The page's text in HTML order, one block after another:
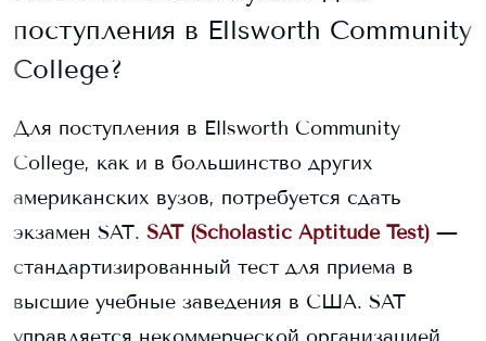
поступления в Ellsworth Community
College?
Для поступления в Ellsworth Community
College, как и в большинство других
американских вузов, потребуется сдать
экзамен SAT. SAT (Scholastic Aptitude Test) —
стандартизированный тест для приема в
высшие учебные заведения в США. SAT